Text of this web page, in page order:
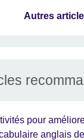
Autres
pour
anglais